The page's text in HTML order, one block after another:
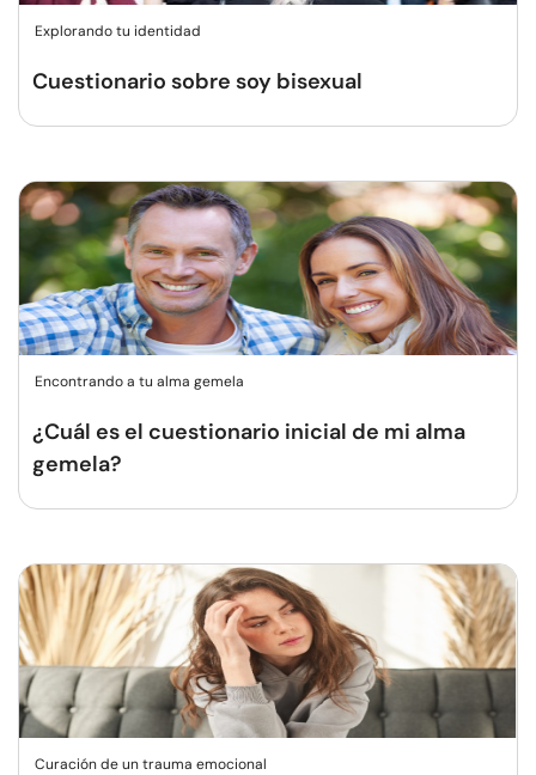
Explorando tu identidad
Cuestionario sobre soy bisexual
Encontrando a tu alma gemela
¿Cuál es el cuestionario inicial de mi alma
gemela?
Curación de un trauma emocional